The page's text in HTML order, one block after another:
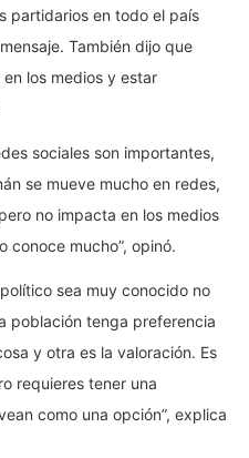
partidarios en todo el país
También dijo que
los medios y estar
sociales son importantes,
se mueve mucho en redes,
no impacta en los medios
conoce mucho”, opinó.
sea muy conocido no
población tenga preferencia
y otra es la valoración. Es
requieres tener una
como una opción”, explica